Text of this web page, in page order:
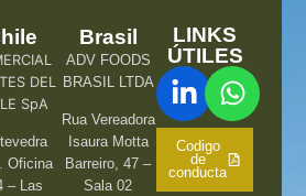
DEL
SpA
Oficina
– Las
Brasil
ADV FOODS
BRASIL LTDA
Rua Vereadora
Isaura Motta
Barreiro, 47 –
Sala 02
LINKS
ÚTILES
Codigo
de
conducta